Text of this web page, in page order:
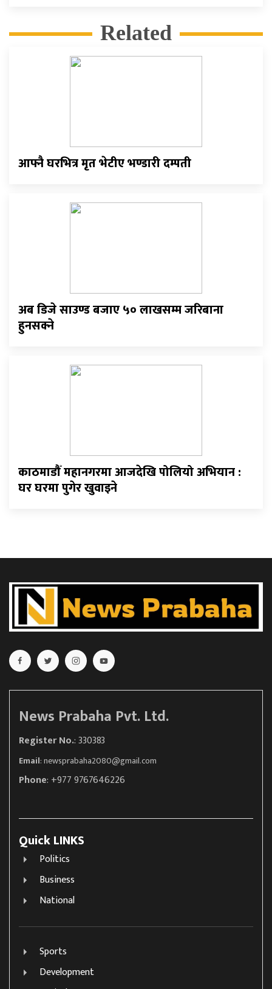
Related
आफ्नै घरभित्र मृत भेटीए भण्डारी दम्पती
अब डिजे साउण्ड बजाए ५० लाखसम्म जरिबाना
हुनसक्ने
काठमाडौँ महानगरमा आजदेखि पोलियो अभियान :
घर घरमा पुगेर खुवाइने
News Prabaha Pvt. Ltd.
Register No.: 330383
Email:newsprabaha2080@gmail.com
Phone: +977 9767646226
Quick LINKS
Politics
Business
National
Sports
Development